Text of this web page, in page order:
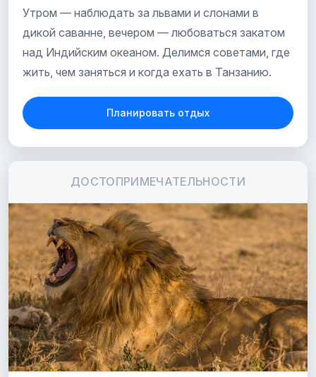
Утром — наблюдать за львами и слонами в
дикой саванне, вечером — любоваться закатом
над Индийским океаном. Делимся советами, где
жить, чем заняться и когда ехать в Танзанию.
Планировать отдых
ДОСТОПРИМЕЧАТЕЛЬНОСТИ